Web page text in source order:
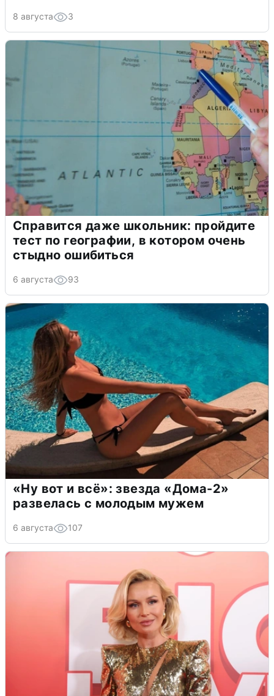
8 августа 3
Справится даже школьник: пройдите
тест по географии, в котором очень
стыдно ошибиться
6 августа 93
«Ну вот и всё»: звезда «Дома-2»
развелась с молодым мужем
6 августа 107